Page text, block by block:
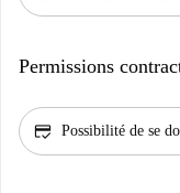
Permissions
credit_score Possibilité de se